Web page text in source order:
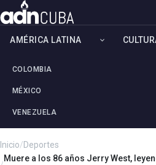
AMÉRICA LATINA
COLOMBIA
MÉXICO
VENEZUELA
Inicio/Deportes
Muere a los 86 años Jerry West,